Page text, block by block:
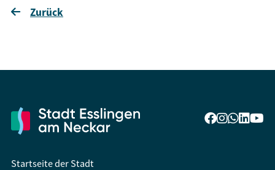
Zurück
Startseite der Stadt